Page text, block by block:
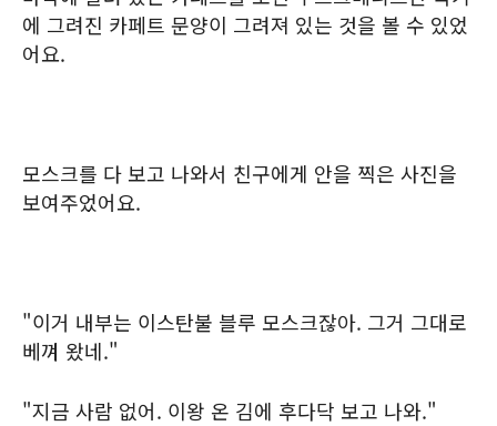
에 그려진 카페트 문양이 그려져 있는 것을 볼 수 있었
어요.
모스크를 다 보고 나와서 친구에게 안을 찍은 사진을
보여주었어요.
"이거 내부는 이스탄불 블루 모스크잖아. 그거 그대로
베껴 왔네."
"지금 사람 없어. 이왕 온 김에 후다닥 보고 나와."